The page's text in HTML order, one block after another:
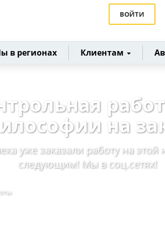
ВОЙТИ
в регионах Клиентам
на
уже заказали работу на этой
следующим! Мы в соц.сетях!